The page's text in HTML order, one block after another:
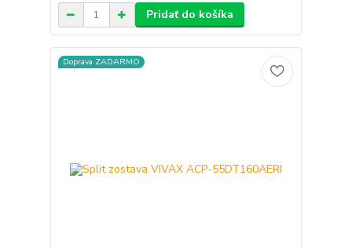
Pridať do košíka
Doprava ZADARMO